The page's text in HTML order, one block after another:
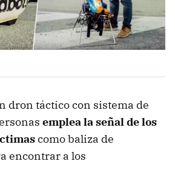
dron táctico con sistema de
emplea la señal de los
como baliza de
encontrar a los